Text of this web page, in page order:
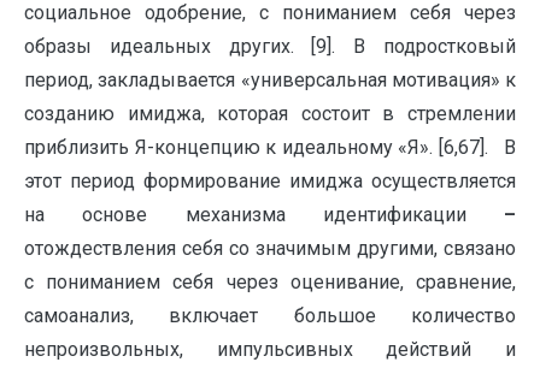
социальное одобрение, с пониманием себя через
образы идеальных других. [9]. В подростковый
период, закладывается «универсальная мотивация» к
созданию имиджа, которая состоит в стремлении
приблизить Я-концепцию к идеальному «Я». [6,67]. В
этот период формирование имиджа осуществляется
на основе механизма идентификации–
отождествления себя со значимым другими, связано
с пониманием себя через оценивание, сравнение,
самоанализ, включает большое количество
непроизвольных, импульсивных действий и